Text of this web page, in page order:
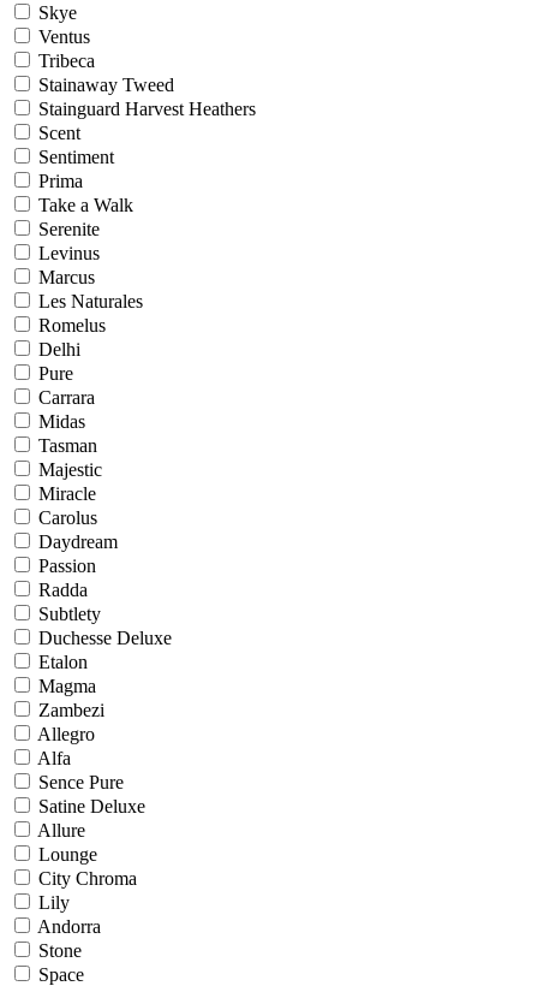
Skye
Ventus
Tribeca
Stainaway Tweed
Stainguard Harvest Heathers
Scent
Sentiment
Prima
Take a Walk
Serenite
Levinus
Marcus
Les Naturales
Romelus
Delhi
Pure
Carrara
Midas
Tasman
Majestic
Miracle
Carolus
Daydream
Passion
Radda
Subtlety
Duchesse Deluxe
Etalon
Magma
Zambezi
Allegro
Alfa
Sence Pure
Satine Deluxe
Allure
Lounge
City Chroma
Lily
Andorra
Stone
Space